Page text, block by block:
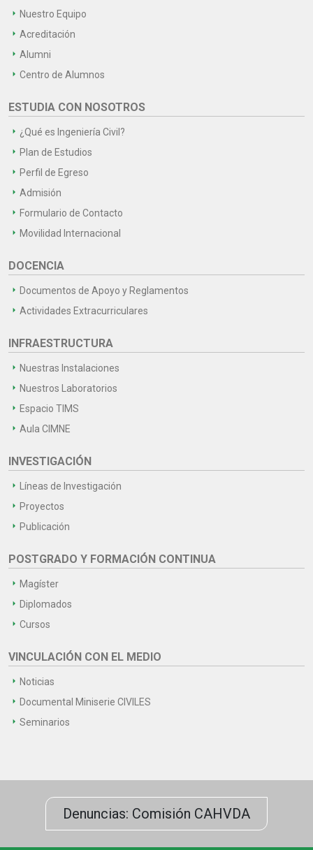
Nuestro Equipo
Acreditación
Alumni
Centro de Alumnos
ESTUDIA CON NOSOTROS
¿Qué es Ingeniería Civil?
Plan de Estudios
Perfil de Egreso
Admisión
Formulario de Contacto
Movilidad Internacional
DOCENCIA
Documentos de Apoyo y Reglamentos
Actividades Extracurriculares
INFRAESTRUCTURA
Nuestras Instalaciones
Nuestros Laboratorios
Espacio TIMS
Aula CIMNE
INVESTIGACIÓN
Líneas de Investigación
Proyectos
Publicación
POSTGRADO Y FORMACIÓN CONTINUA
Magíster
Diplomados
Cursos
VINCULACIÓN CON EL MEDIO
Noticias
Documental Miniserie CIVILES
Seminarios
Denuncias: Comisión CAHVDA